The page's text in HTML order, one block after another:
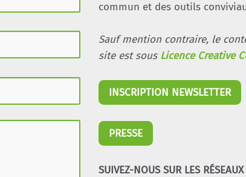
commun et des outils
Sauf mention contraire, le
site est sous Licence Creative
INSCRIPTION NEWSLETTER
PRESSE
SUIVEZ-NOUS SUR LES RÉSEAUX